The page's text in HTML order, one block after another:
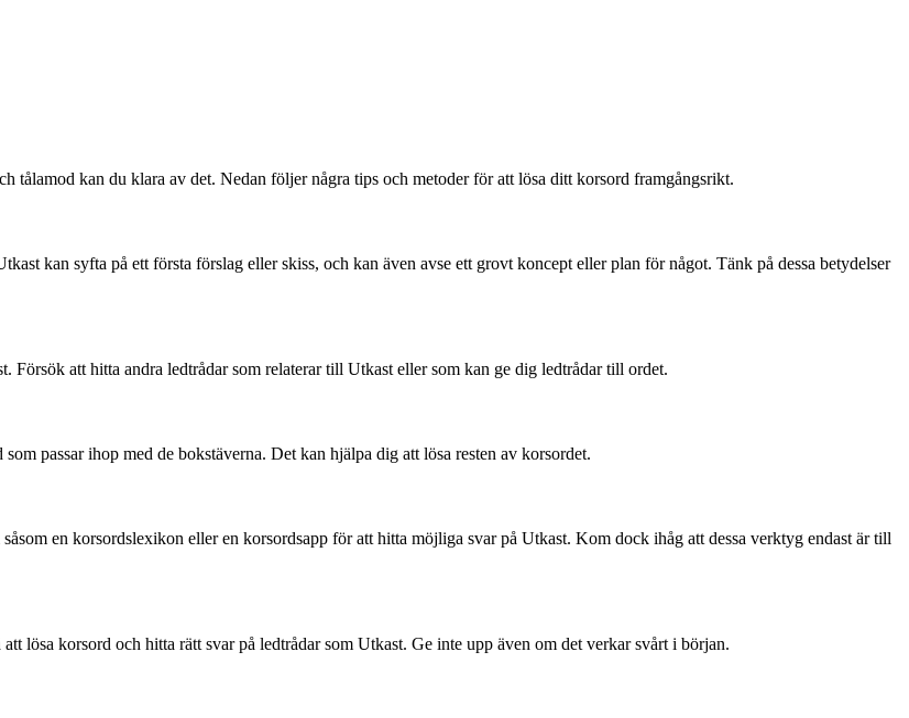
tålamod kan du klara av det. Nedan följer några tips och metoder för att lösa ditt korsord framgångsrikt.
kan syfta på ett första förslag eller skiss, och kan även avse ett grovt koncept eller plan för något. Tänk på dessa betydelser
Försök att hitta andra ledtrådar som relaterar till Utkast eller som kan ge dig ledtrådar till ordet.
passar ihop med de bokstäverna. Det kan hjälpa dig att lösa resten av korsordet.
en korsordslexikon eller en korsordsapp för att hitta möjliga svar på Utkast. Kom dock ihåg att dessa verktyg endast är till
lösa korsord och hitta rätt svar på ledtrådar som Utkast. Ge inte upp även om det verkar svårt i början.